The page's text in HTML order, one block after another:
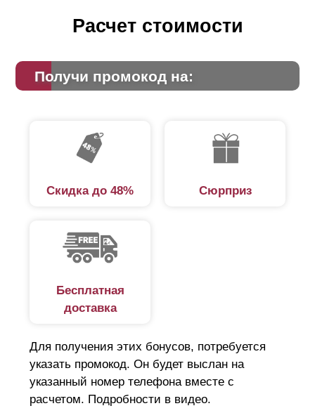
Расчет стоимости
Получи промокод на:
Скидка до 48% Сюрприз
Бесплатная
доставка
Для получения этих бонусов, потребуется
указать промокод. Он будет выслан на
указанный номер телефона вместе с
расчетом. Подробности в видео.